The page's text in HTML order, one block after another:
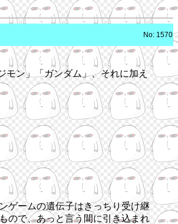
No: 1570
ン」「ガンダム」、それに加え
ゲームの遺伝子はきっちり受け継
ので、あっと言う間に引き込まれ